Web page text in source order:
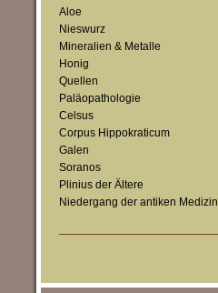
Aloe
Nieswurz
Mineralien & Metalle
Honig
Quellen
Paläopathologie
Celsus
Corpus Hippokraticum
Galen
Soranos
Plinius der Ältere
Niedergang der antiken Medizin